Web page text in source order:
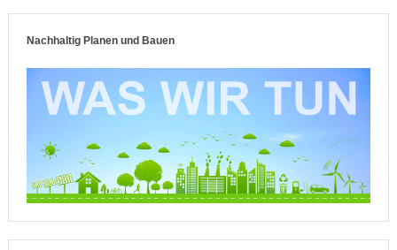
Nachhaltig Planen und Bauen